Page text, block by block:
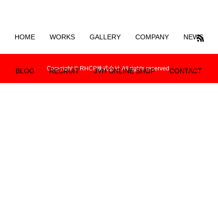
HOME WORKS GALLERY COMPANY NEWS
BLOG RECRUIT JVH ONLINE SHOP CONTACT
Copyright © RHCP株式会社 All rights reserved.